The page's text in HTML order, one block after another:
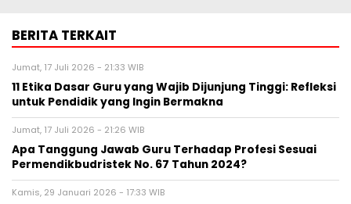
BERITA TERKAIT
Jumat, 17 Juli 2026 - 21:33 WIB
11 Etika Dasar Guru yang Wajib Dijunjung Tinggi: Refleksi
untuk Pendidik yang Ingin Bermakna
Jumat, 17 Juli 2026 - 21:26 WIB
Apa Tanggung Jawab Guru Terhadap Profesi Sesuai
Permendikbudristek No. 67 Tahun 2024?
Kamis, 29 Januari 2026 - 17:33 WIB